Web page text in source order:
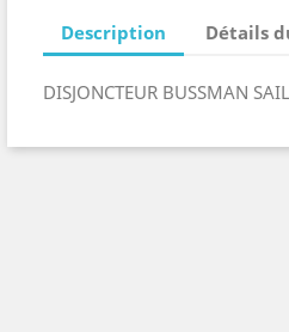
Description Détails
DISJONCTEUR BUSSMAN